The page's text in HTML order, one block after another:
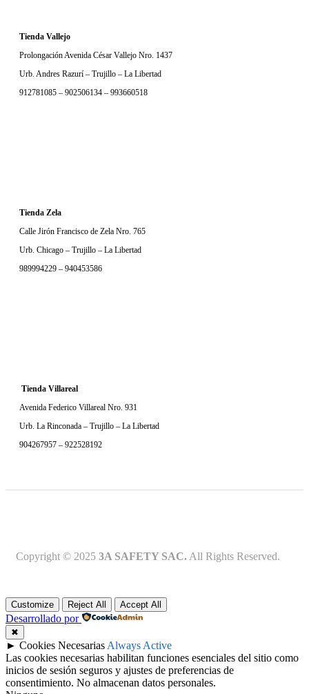
Tienda Vallejo
Prolongación Avenida César Vallejo Nro. 1437
Urb. Andres Razurí – Trujillo – La Libertad
912781085 – 902506134 – 993660518
Tienda Zela
Calle Jirón Francisco de Zela Nro. 765
Urb. Chicago – Trujillo – La Libertad
989994229 – 940453586
Tienda Villareal
Avenida Federico Villareal Nro. 931
Urb. La Rinconada – Trujillo – La Libertad
904267957 – 922528192
Copyright © 2025 3A SAFETY SAC. All Rights Reserved.
Customize Reject All Accept All
Desarrollado por
✖
► Cookies Necesarias Always Active
Las cookies necesarias habilitan funciones esenciales del sitio como
inicios de sesión seguros y ajustes de preferencias de
consentimiento. No almacenan datos personales.